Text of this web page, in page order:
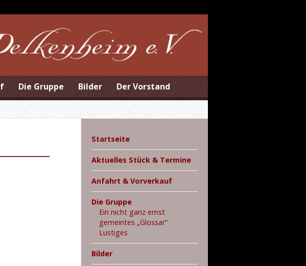
Die Gruppe Bilder Der Vorstand
Startseite
Aktuelles Stück & Termine
Anfahrt & Vorverkauf
Die Gruppe
Ein nicht ganz ernst
gemeintes „Glossar“
Lustiges
Bilder